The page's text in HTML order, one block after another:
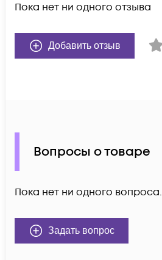
Пока нет ни одного отзыва
Добавить отзыв
Вопросы о товаре
Пока нет ни одного вопроса.
Задать вопрос